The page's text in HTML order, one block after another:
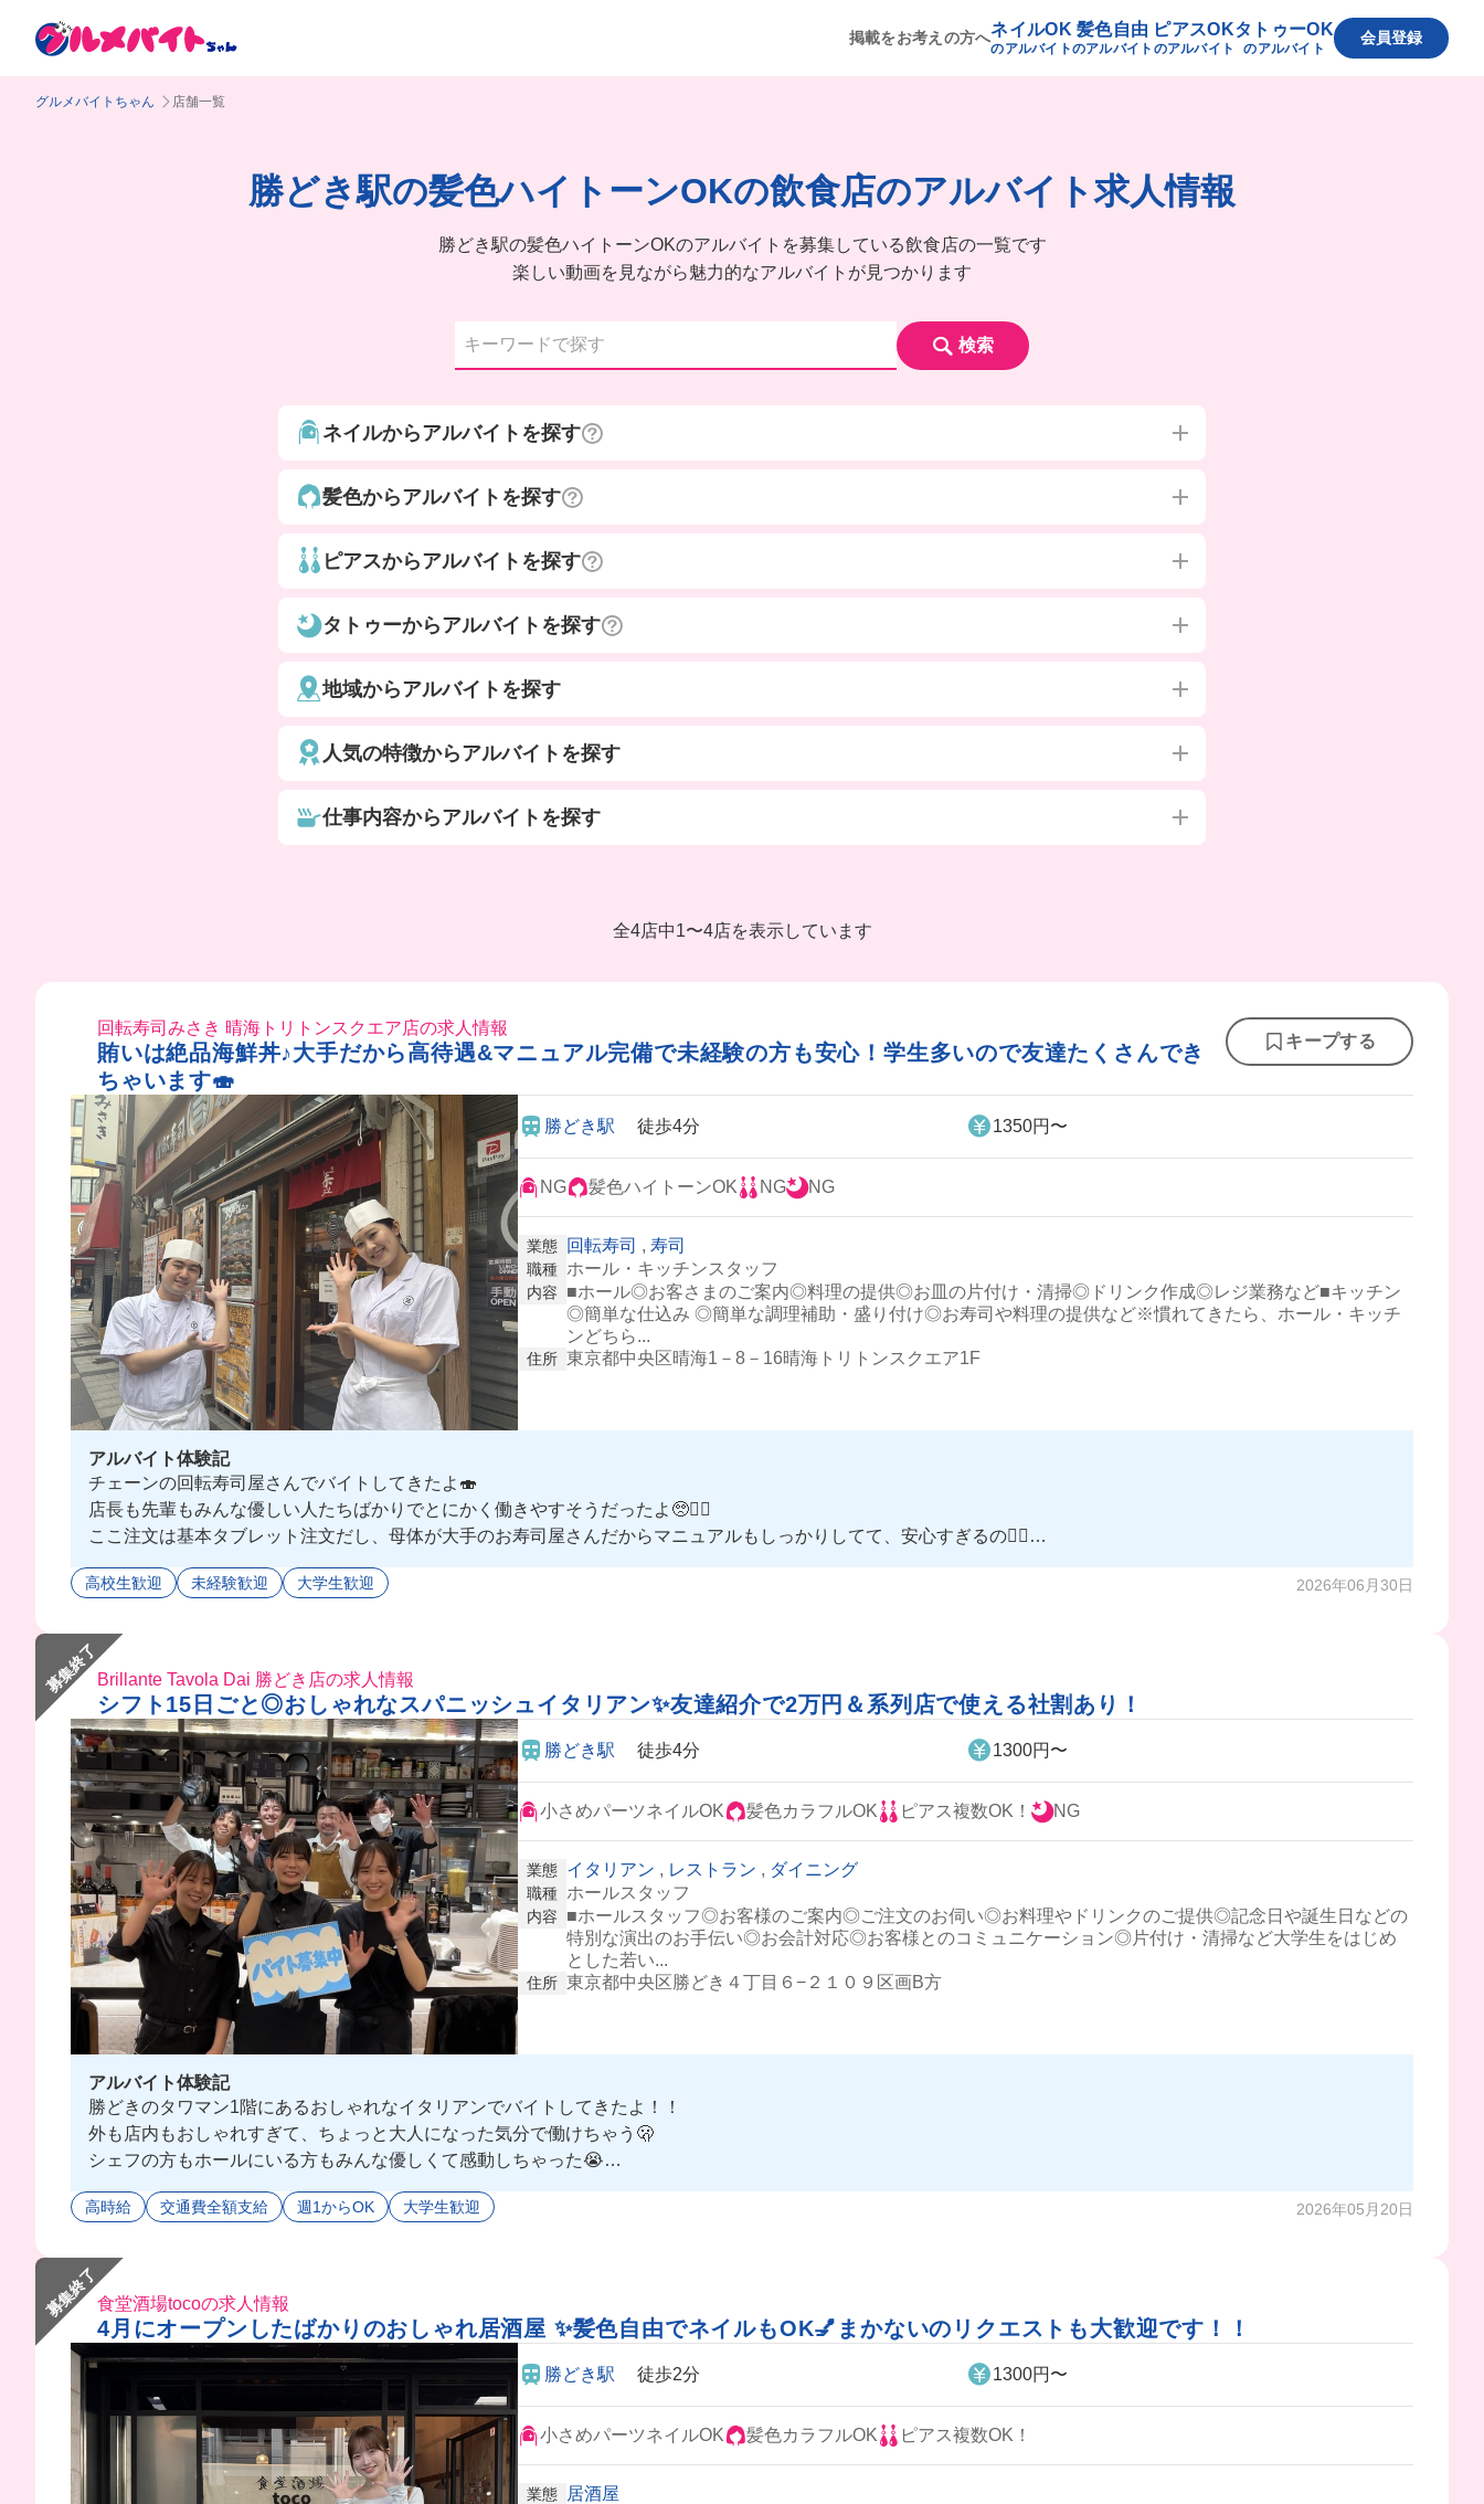
掲載をお考えの方へネイルOK
のアルバイト
髪色自由
のアルバイト
ピアスOK
のアルバイト
タトゥーOK
のアルバイト
会員登録
グルメバイトちゃん 店舗一覧
勝どき駅の髪色ハイトーンOKの飲食店のアルバイト求人情報
勝どき駅の髪色ハイトーンOKのアルバイトを募集している飲食店の一覧です
楽しい動画を見ながら魅力的なアルバイトが見つかります
検索
ネイルからアルバイトを探す
髪色からアルバイトを探す
ピアスからアルバイトを探す
タトゥーからアルバイトを探す
地域からアルバイトを探す
人気の特徴からアルバイトを探す
仕事内容からアルバイトを探す
全4店中1〜4店を表示しています
回転寿司みさき 晴海トリトンスクエア店の求人情報
賄いは絶品海鮮丼♪大手だから高待遇&マニュアル完備で未経験の方も安心！学生多いので友達たくさんでき
ちゃいます🍣
キープする
勝どき駅 徒歩4分 1350円〜
NG 髪色ハイトーンOK NG NG
業態 回転寿司 , 寿司
職種 ホール・キッチンスタッフ
内容
■ホール◎お客さまのご案内◎料理の提供◎お皿の片付け・清掃◎ドリンク作成◎レジ業務など■キッチン
◎簡単な仕込み ◎簡単な調理補助・盛り付け◎お寿司や料理の提供など※慣れてきたら、ホール・キッチ
ンどちら...
住所 東京都中央区晴海1－8－16晴海トリトンスクエア1F
アルバイト体験記
チェーンの回転寿司屋さんでバイトしてきたよ🍣
店長も先輩もみんな優しい人たちばかりでとにかく働きやすそうだったよ🥺❤️‍🔥
ここ注文は基本タブレット注文だし、母体が大手のお寿司屋さんだからマニュアルもしっかりしてて、安心すぎるの😮‍💨
毎回のまかない楽しみにお仕事頑張れちゃうこと間違いなし❣️
高校生歓迎 未経験歓迎 大学生歓迎 2026年06月30日
募集終了Brillante Tavola Dai 勝どき店の求人情報
シフト15日ごと◎おしゃれなスパニッシュイタリアン✨友達紹介で2万円＆系列店で使える社割あり！
勝どき駅 徒歩4分 1300円〜
小さめパーツネイルOK 髪色カラフルOK ピアス複数OK！ NG
業態 イタリアン , レストラン , ダイニング
職種 ホールスタッフ
内容
■ホールスタッフ◎お客様のご案内◎ご注文のお伺い◎お料理やドリンクのご提供◎記念日や誕生日などの
特別な演出のお手伝い◎お会計対応◎お客様とのコミュニケーション◎片付け・清掃など大学生をはじめ
とした若い...
住所 東京都中央区勝どき４丁目６−２１０９区画B方
アルバイト体験記
勝どきのタワマン1階にあるおしゃれなイタリアンでバイトしてきたよ！！
外も店内もおしゃれすぎて、ちょっと大人になった気分で働けちゃう🫢
シェフの方もホールにいる方もみんな優しくて感動しちゃった😭
インカムつけるのも夢だったんだよね〜🥹笑
おしゃれに楽しく働きたい人におすすめだよ✨
高時給 交通費全額支給 週1からOK 大学生歓迎 2026年05月20日
募集終了食堂酒場tocoの求人情報
4月にオープンしたばかりのおしゃれ居酒屋 ✨髪色自由でネイルもOK💅まかないのリクエストも大歓迎です！！
勝どき駅 徒歩2分 1300円〜
小さめパーツネイルOK 髪色カラフルOK ピアス複数OK！
業態 居酒屋